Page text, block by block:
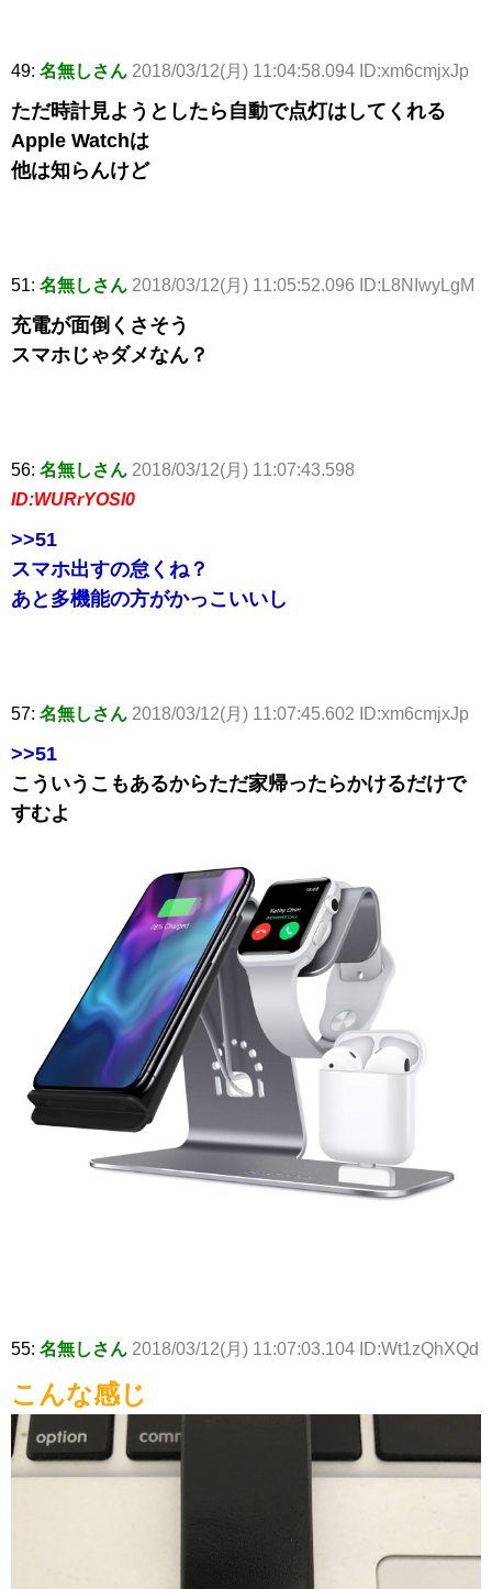
49: 名無しさん 2018/03/12(月) 11:04:58.094 ID:xm6cmjxJp
ただ時計見ようとしたら自動で点灯はしてくれる
Apple Watchは
他は知らんけど
51: 名無しさん 2018/03/12(月) 11:05:52.096 ID:L8NIwyLgM
充電が面倒くさそう
スマホじゃダメなん？
56: 名無しさん 2018/03/12(月) 11:07:43.598
ID:WURrYOSl0
>>51
スマホ出すの怠くね？
あと多機能の方がかっこいいし
57: 名無しさん 2018/03/12(月) 11:07:45.602 ID:xm6cmjxJp
>>51
こういうこもあるからただ家帰ったらかけるだけで
すむよ
55: 名無しさん 2018/03/12(月) 11:07:03.104 ID:Wt1zQhXQd
こんな感じ